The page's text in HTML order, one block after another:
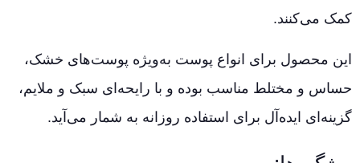
کمک می‌کنند.
این محصول برای انواع پوست به‌ویژه پوست‌های خشک،
حساس و مختلط مناسب بوده و با رایحه‌ای سبک و ملایم،
گزینه‌ای ایده‌آل برای استفاده روزانه به شمار می‌آید.